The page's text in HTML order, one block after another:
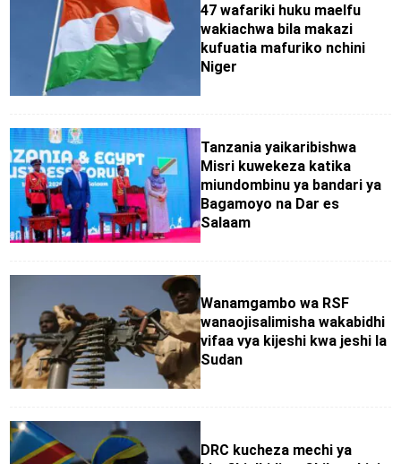
47 wafariki huku maelfu
wakiachwa bila makazi
kufuatia mafuriko nchini
Niger
Tanzania yaikaribishwa
Misri kuwekeza katika
miundombinu ya bandari ya
Bagamoyo na Dar es
Salaam
Wanamgambo wa RSF
wanaojisalimisha wakabidhi
vifaa vya kijeshi kwa jeshi la
Sudan
DRC kucheza mechi ya